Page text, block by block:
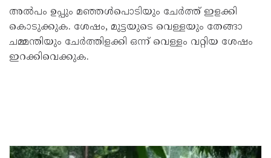
അൽപം ഉപ്പും മഞ്ഞൾപൊടിയും ചേർത്ത് ഇളക്കി
കൊടുക്കുക. ശേഷം, മുട്ടയുടെ വെള്ളയും തേങ്ങാ
ചമ്മന്തിയും ചേർത്തിളക്കി ഒന്ന് വെള്ളം വറ്റിയ ശേഷം
ഇറക്കിവെക്കുക.